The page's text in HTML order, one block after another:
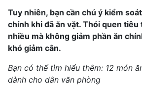
Tuy nhiên, bạn cần chú ý kiểm
chính khi đã ăn vặt. Thói quen tiêu
nhiều mà không giảm phần ăn
khó giảm cân.
Bạn có thể tìm hiểu thêm: 12 món
dành cho dân văn phòng